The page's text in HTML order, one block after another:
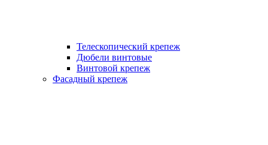
Телескопический крепеж
Дюбели винтовые
Винтовой крепеж
Фасадный крепеж